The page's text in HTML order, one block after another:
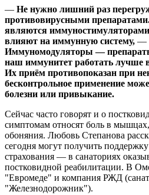
— Не нужно лишний раз
противовирусными
являются
влияют на иммунную систему, —
Иммуномодуляторы —
наш иммунитет работать лучше
Их приём противопоказан при
бесконтрольное применение
болезни или привыкание.
Сейчас часто говорят и о
симптомам относят боль в
обоняния. Любовь Степанова
сегодня могут получить
страхования — в санаториях
постковидной реабилитации. В
"Евромеде" и компания РЖД
"Железнодорожник").